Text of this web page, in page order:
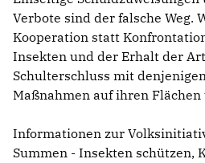
Verbote sind der falsche Weg.
Kooperation statt
Insekten und der Erhalt der
Schulterschluss mit
Maßnahmen auf ihren Flächen
Informationen zur
Summen - Insekten schützen,